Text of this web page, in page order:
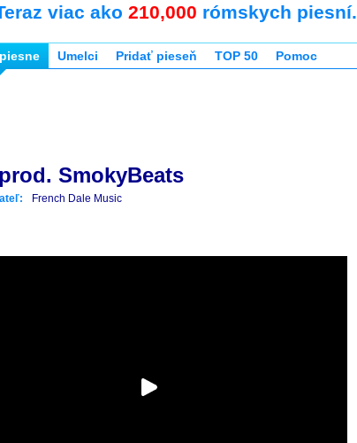
viac ako 210,000 rómskych piesní.
Umelci Pridať pieseň TOP 50 Pomoc
SmokyBeats
French Dale Music